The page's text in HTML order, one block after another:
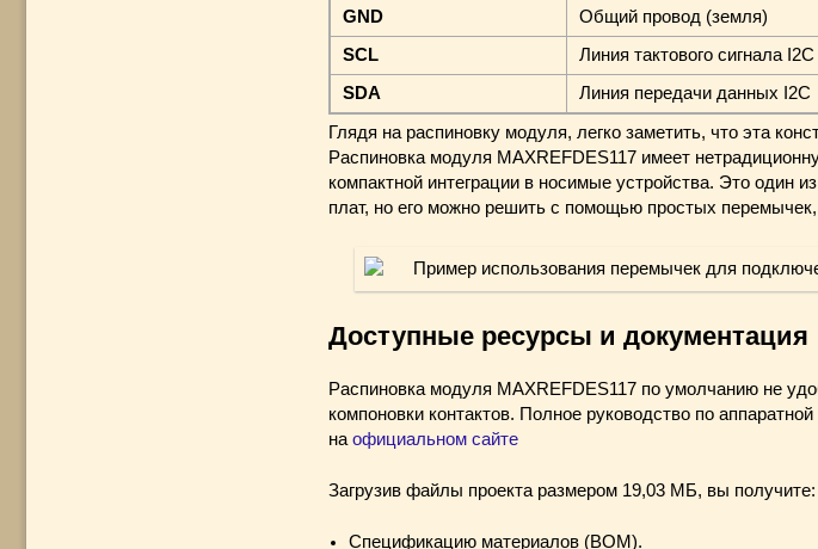
GND
Общий провод (земля)
SCL
Линия тактового сигнала I2C
SDA
Линия передачи данных I2C
Глядя на распиновку модуля, легко заметить, что эта
Распиновка модуля MAXREFDES117 имеет
компактной интеграции в носимые устройства. Это один
плат, но его можно решить с помощью простых
Доступные ресурсы и документация
Распиновка модуля MAXREFDES117 по умолчанию не
компоновки контактов. Полное руководство по
на официальном сайте
Загрузив файлы проекта размером 19,03 МБ, вы получите:
Спецификацию материалов (BOM).